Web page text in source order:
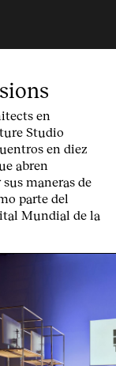
en
Studio
en diez
abren
maneras de
parte del
Mundial de la